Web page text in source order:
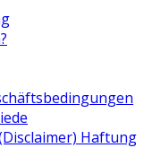
Haftung